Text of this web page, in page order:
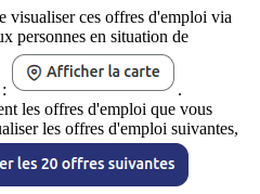
visualiser ces offres d'emploi via
personnes en situation de
.
les offres d'emploi que vous
les offres d'emploi suivantes,